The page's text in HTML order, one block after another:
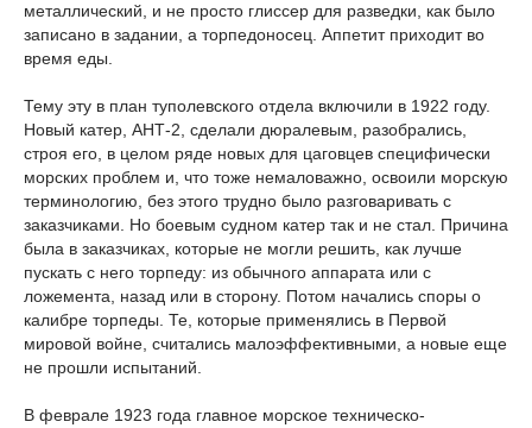
металлический, и не просто глиссер для разведки, как было
записано в задании, а торпедоносец. Аппетит приходит во
время еды.
Тему эту в план туполевского отдела включили в 1922 году.
Новый катер, АНТ-2, сделали дюралевым, разобрались,
строя его, в целом ряде новых для цаговцев специфически
морских проблем и, что тоже немаловажно, освоили морскую
терминологию, без этого трудно было разговаривать с
заказчиками. Но боевым судном катер так и не стал. Причина
была в заказчиках, которые не могли решить, как лучше
пускать с него торпеду: из обычного аппарата или с
ложемента, назад или в сторону. Потом начались споры о
калибре торпеды. Те, которые применялись в Первой
мировой войне, считались малоэффективными, а новые еще
не прошли испытаний.
В феврале 1923 года главное морское техническо-